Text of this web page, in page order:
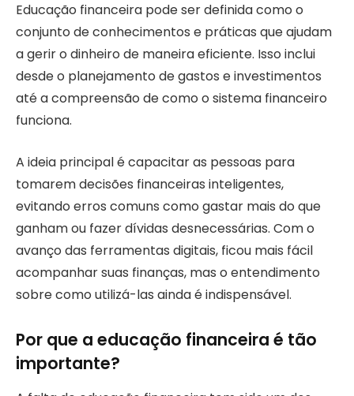
Educação financeira pode ser definida como o
conjunto de conhecimentos e práticas que ajudam
a gerir o dinheiro de maneira eficiente. Isso inclui
desde o planejamento de gastos e investimentos
até a compreensão de como o sistema financeiro
funciona.
A ideia principal é capacitar as pessoas para
tomarem decisões financeiras inteligentes,
evitando erros comuns como gastar mais do que
ganham ou fazer dívidas desnecessárias. Com o
avanço das ferramentas digitais, ficou mais fácil
acompanhar suas finanças, mas o entendimento
sobre como utilizá-las ainda é indispensável.
Por que a educação financeira é tão
importante?